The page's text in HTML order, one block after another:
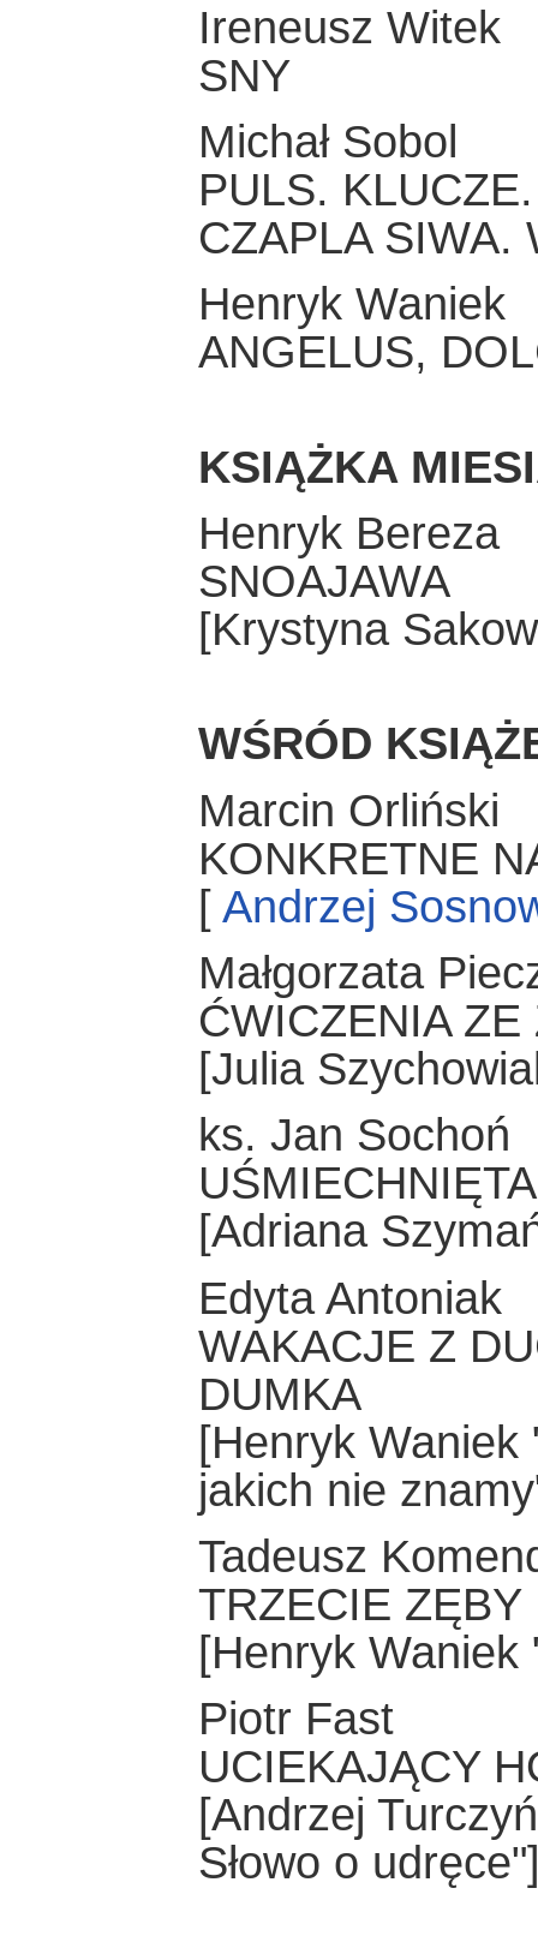
Ireneusz Witek
SNY
Michał Sobol
PULS.
CZAPLA SIWA.
Henryk Waniek
ANGELUS,
KSIĄŻKA
Henryk Bereza
SNOAJAWA
[Krystyna
WŚRÓD
Marcin Orliński
KONKRETNE
[ Andrzej
Małgorzata
ĆWICZENIA ZE
[Julia
ks. Jan Sochoń
[Adriana
Edyta Antoniak
WAKACJE Z
DUMKA
[Henryk
jakich nie
Tadeusz
TRZECIE ZĘBY
[Henryk
Piotr Fast
UCIEKAJĄCY
[Andrzej
Słowo o